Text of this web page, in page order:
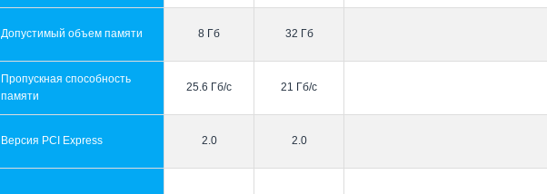
Допустимый объем памяти 8 Гб 32 Гб
Пропускная способность
памяти
25.6 Гб/с 21 Гб/с
Версия PCI Express 2.0 2.0